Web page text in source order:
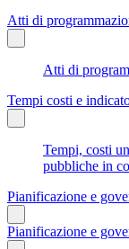
Atti di
Atti di
Tempi costi e
Tempi, costi
pubbliche in
Pianificazione e
Pianificazione e